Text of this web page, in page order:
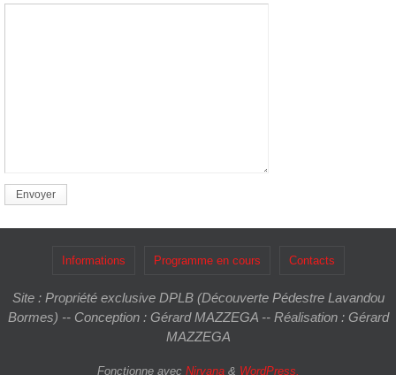
Informations Programme en cours Contacts
Site : Propriété exclusive DPLB (Découverte Pédestre Lavandou
Bormes) -- Conception : Gérard MAZZEGA -- Réalisation : Gérard
MAZZEGA
Fonctionne avec Nirvana& WordPress.